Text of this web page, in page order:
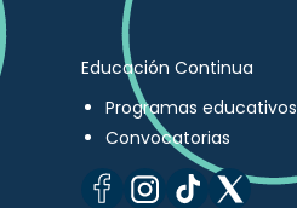
Educación Continua
Programas educativos
Convocatorias